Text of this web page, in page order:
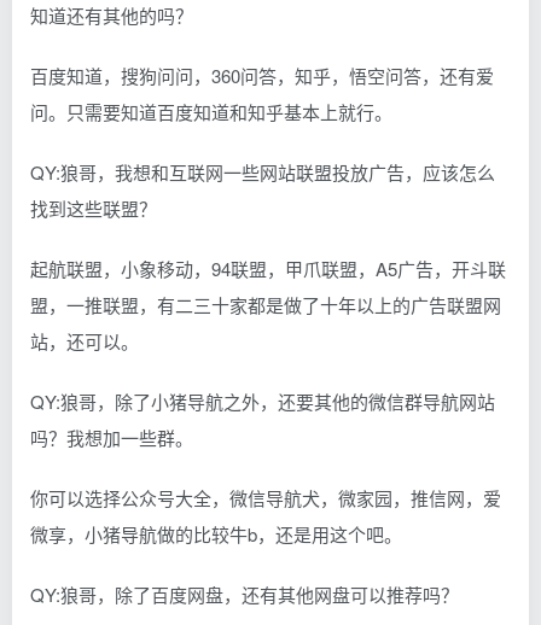
知道还有其他的吗？
百度知道，搜狗问问，360问答，知乎，悟空问答，还有爱
问。只需要知道百度知道和知乎基本上就行。
QY:狼哥，我想和互联网一些网站联盟投放广告，应该怎么
找到这些联盟？
起航联盟，小象移动，94联盟，甲爪联盟，A5广告，开斗联
盟，一推联盟，有二三十家都是做了十年以上的广告联盟网
站，还可以。
QY:狼哥，除了小猪导航之外，还要其他的微信群导航网站
吗？我想加一些群。
你可以选择公众号大全，微信导航犬，微家园，推信网，爱
微享，小猪导航做的比较牛b，还是用这个吧。
QY:狼哥，除了百度网盘，还有其他网盘可以推荐吗？